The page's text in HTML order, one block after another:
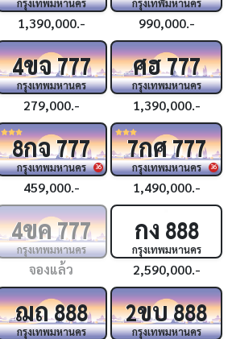
กรุงเทพมหานคร
1,390,000.-
กรุงเทพมหานคร
990,000.-
4ขจ777
กรุงเทพมหานคร
279,000.-
ศฮ777
กรุงเทพมหานคร
1,390,000.-
36
8กจ777
กรุงเทพมหานคร
459,000.-
36
7กศ777
กรุงเทพมหานคร
1,490,000.-
4ขค777
กรุงเทพมหานคร
จองแล้ว
กง 888
กรุงเทพมหานคร
2,590,000.-
ฌถ888
กรุงเทพมหานคร
2ขบ888
กรุงเทพมหานคร